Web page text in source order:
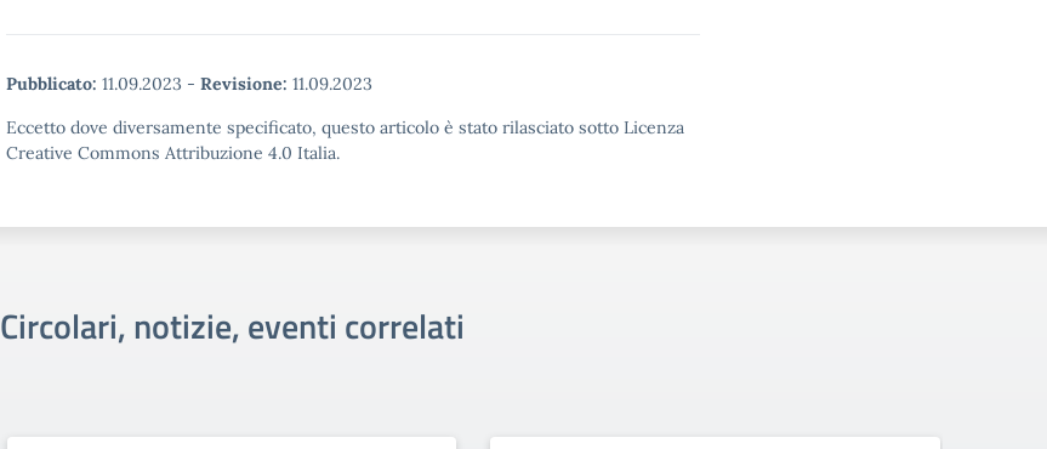
Pubblicato: 11.09.2023 - Revisione: 11.09.2023
Eccetto dove diversamente specificato, questo articolo è stato rilasciato sotto Licenza
Creative Commons Attribuzione 4.0 Italia.
Circolari, notizie, eventi correlati